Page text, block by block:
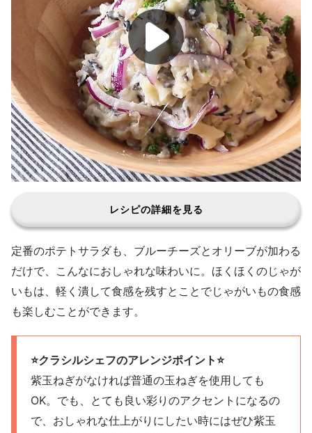
レシピの詳細を見る
定番のポテトサラダも、ブルーチーズとオリーブが加わる
だけで、こんなにおしゃれな味わいに。ほくほくのじゃが
いもは、軽く潰して食感を残すとことでじゃがいもの食感
も楽しむことができます。
⭐️クラシルシェフのアレンジポイント⭐️
紫玉ねぎがなければ普通の玉ねぎを使用しても
OK。でも、とても良い彩りのアクセントになるの
で、おしゃれな仕上がりにしたい時にはぜひ紫玉